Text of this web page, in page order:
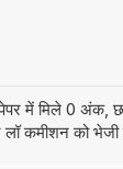
में मिले 0 अंक,
कमीशन को भेजी